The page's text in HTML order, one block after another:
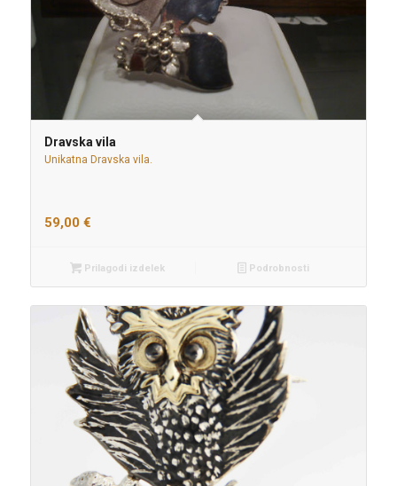
Dravska vila
Unikatna Dravska vila.
59,00 €
Prilagodi izdelek Podrobnosti